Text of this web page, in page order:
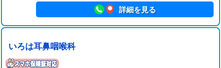
詳細を見る
いろは耳鼻咽喉科